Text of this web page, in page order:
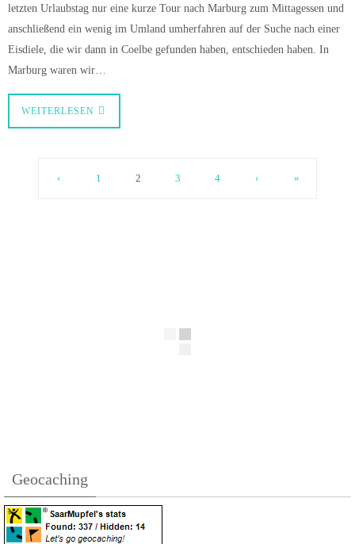
letzten Urlaubstag nur eine kurze Tour nach Marburg zum Mittagessen und
anschließend ein wenig im Umland umherfahren auf der Suche nach einer
Eisdiele, die wir dann in Coelbe gefunden haben, entschieden haben. In
Marburg waren wir…
WEITERLESEN
‹ 1 2 3 4 › »
Geocaching